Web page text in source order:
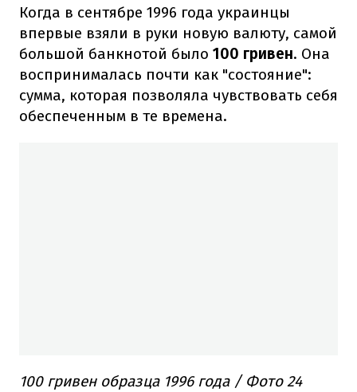
Когда в сентябре 1996 года украинцы
впервые взяли в руки новую валюту, самой
большой банкнотой было 100 гривен. Она
воспринималась почти как "состояние":
сумма, которая позволяла чувствовать себя
обеспеченным в те времена.
100 гривен образца 1996 года / Фото 24